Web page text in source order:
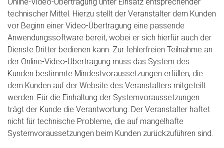
technischer Mittel. Hierzu stellt der Veranstalter dem Kunden
vor Beginn einer Video-Übertragung eine passende
Anwendungssoftware bereit, wobei er sich hierfür auch der
Dienste Dritter bedienen kann. Zur fehlerfreien Teilnahme an
der Online-Video-Übertragung muss das System des
Kunden bestimmte Mindestvoraussetzungen erfüllen, die
dem Kunden auf der Website des Veranstalters mitgeteilt
werden. Für die Einhaltung der Systemvoraussetzungen
trägt der Kunde die Verantwortung. Der Veranstalter haftet
nicht für technische Probleme, die auf mangelhafte
Systemvoraussetzungen beim Kunden zurückzuführen sind.